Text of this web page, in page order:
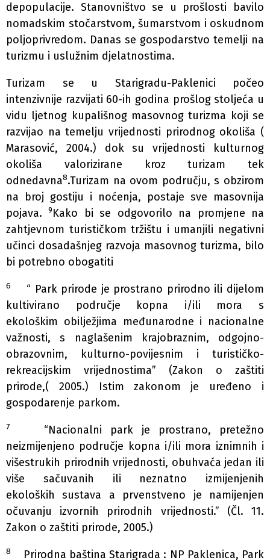
depopulacije. Stanovništvo se u prošlosti bavilo
nomadskim stočarstvom, šumarstvom i oskudnom
poljoprivredom. Danas se gospodarstvo temelji na
turizmu i uslužnim djelatnostima.
Turizam se u Starigradu-Paklenici počeo
intenzivnije razvijati 60-ih godina prošlog stoljeća u
vidu ljetnog kupališnog masovnog turizma koji se
razvijao na temelju vrijednosti prirodnog okoliša (
Marasović, 2004.) dok su vrijednosti kulturnog
okoliša valorizirane kroz turizam tek
odnedavna8.Turizam na ovom području, s obzirom
na broj gostiju i noćenja, postaje sve masovnija
pojava.9Kako bi se odgovorilo na promjene na
zahtjevnom turističkom tržištu i umanjili negativni
učinci dosadašnjeg razvoja masovnog turizma, bilo
bi potrebno obogatiti
6
“ Park prirode je prostrano prirodno ili dijelom
kultivirano područje kopna i/ili mora s
ekološkim obilježjima međunarodne i nacionalne
važnosti, s naglašenim krajobraznim, odgojno-
obrazovnim, kulturno-povijesnim i turističko-
rekreacijskim vrijednostima” (Zakon o zaštiti
prirode,( 2005.) Istim zakonom je uređeno i
gospodarenje parkom.
7
“Nacionalni park je prostrano, pretežno
neizmijenjeno područje kopna i/ili mora iznimnih i
višestrukih prirodnih vrijednosti, obuhvaća jedan ili
više sačuvanih ili neznatno izmijenjenih
ekoloških sustava a prvenstveno je namijenjen
očuvanju izvornih prirodnih vrijednosti.” (Čl. 11.
Zakon o zaštiti prirode, 2005.)
8 Prirodna baština Starigrada : NP Paklenica, Park